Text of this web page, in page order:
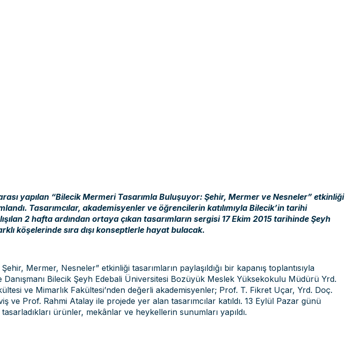
yapılan “Bilecik Mermeri Tasarımla Buluşuyor: Şehir, Mermer ve Nesneler” etkinliği
Tasarımcılar, akademisyenler ve öğrencilerin katılımıyla Bilecik’in tarihi
2 hafta ardından ortaya çıkan tasarımların sergisi 17 Ekim 2015 tarihinde Şeyh
köşelerinde sıra dışı konseptlerle hayat bulacak.
Mermer, Nesneler” etkinliği tasarımların paylaşıldığı bir kapanış toplantısıyla
Bilecik Şeyh Edebali Üniversitesi Bozüyük Meslek Yüksekokulu Müdürü Yrd.
ve Mimarlık Fakültesi’nden değerli akademisyenler; Prof. T. Fikret Uçar, Yrd. Doç.
Prof. Rahmi Atalay ile projede yer alan tasarımcılar katıldı. 13 Eylül Pazar günü
ürünler, mekânlar ve heykellerin sunumları yapıldı.